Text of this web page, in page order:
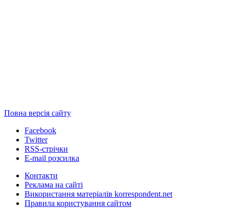
Повна версія сайту
Facebook
Twitter
RSS-стрічки
E-mail розсилка
Контакти
Реклама на сайті
Використання матеріалів korrespondent.net
Правила користування сайтом